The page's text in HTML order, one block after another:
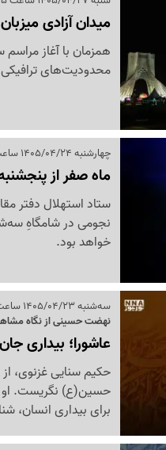
میدان آزادی
همزمان با آغاز
محدودیت‌های ترافیکی
چهارشنبه 1405/04/24 ساعت 01:23
ماه صفر از پنجشنبه
ستاد استهلال دفتر
خواهد بود.
سه‌شنبه 1405/04/23 ساعت 10:11
نهضت حسینی از نگاه
عاشورا؛ بیداری
حکیم سنایی غزنوی،
حسین(ع) نگریست. او
برای بیداری انسان،